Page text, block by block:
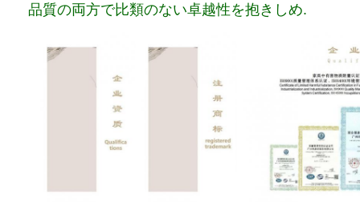
品質の両方で比類のない卓越性を抱きしめ.